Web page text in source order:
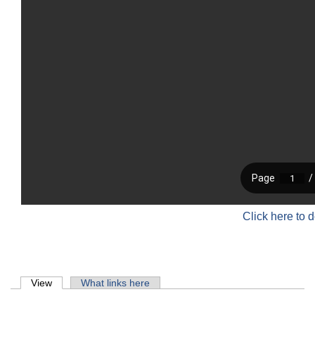
Click here to
Primary tabs
View (active tab)What links here